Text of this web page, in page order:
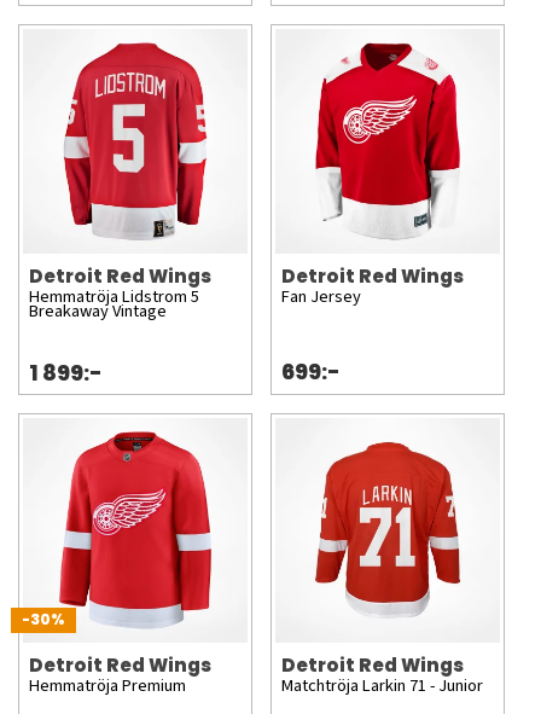
Detroit Red Wings
Hemmatröja Lidstrom 5
Breakaway Vintage
1 899:-
Detroit Red Wings
Fan Jersey
699:-
-30%
Detroit Red Wings
Hemmatröja Premium
Detroit Red Wings
Matchtröja Larkin 71 - Junior